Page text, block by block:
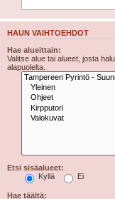
HAUN VAIHTOEHDOT
Hae alueittain:
Valitse alue tai alueet, josta
alapuolelta.
Etsi sisäalueet:
Kyllä
Ei
Hae täältä: